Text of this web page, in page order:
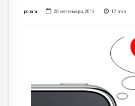
popara 20 септември, 2013 17 min